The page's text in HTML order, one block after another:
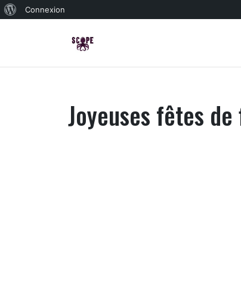
WordPress
Connexion
Joyeuses fêtes de